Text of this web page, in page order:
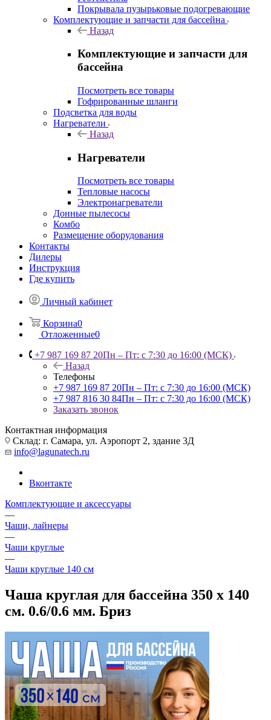
Покрывала пузырьковые подогревающие
Комплектующие и запчасти для бассейна
Назад
Комплектующие и запчасти для
бассейна
Посмотреть все товары
Гофрированные шланги
Подсветка для воды
Нагреватели
Назад
Нагреватели
Посмотреть все товары
Тепловые насосы
Электронагреватели
Донные пылесосы
Комбо
Размещение оборудования
Контакты
Дилеры
Инструкция
Где купить
Личный кабинет
Корзина0
Отложенные0
+7 987 169 87 20Пн – Пт: с 7:30 до 16:00 (МСК)
Назад
Телефоны
+7 987 169 87 20Пн – Пт: с 7:30 до 16:00 (МСК)
+7 987 816 30 84Пн – Пт: с 7:30 до 16:00 (МСК)
Заказать звонок
Контактная информация
Склад: г. Самара, ул. Аэропорт 2, здание 3Д
info@lagunatech.ru
Вконтакте
Комплектующие и аксессуары
—
Чаши, лайнеры
—
Чаши круглые
—
Чаши круглые 140 см
Чаша круглая для бассейна 350 х 140
см. 0.6/0.6 мм. Бриз